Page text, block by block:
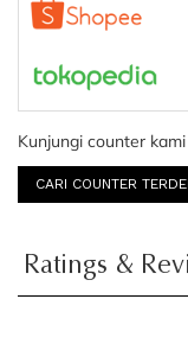
Kunjungi counter
CARI COUNTER
Ratings &